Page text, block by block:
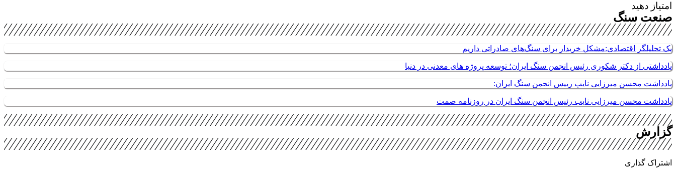
امتیاز دهید
صنعت سنگ
یک تحلیلگر اقتصادی:مشکل خریدار برای سنگ‌های صادراتی داریم
یادداشتی از دکتر شکوری رئیس انجمن سنگ ایران؛ توسعه پروژه های معدنی در دنیا
یادداشت محسن میرزایی نایب رییس انجمن سنگ ایران:
یادداشت محسن میرزایی نایب رئیس انجمن سنگ ایران در روزنامه صمت
گزارش
اشتراک گذاری